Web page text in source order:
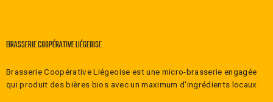
BRASSERIE COOPÉRATIVE LIÉGEOISE
Brasserie Coopérative Liégeoise est une micro-brasserie engagée
qui produit des bières bios avec un maximum d'ingrédients locaux.